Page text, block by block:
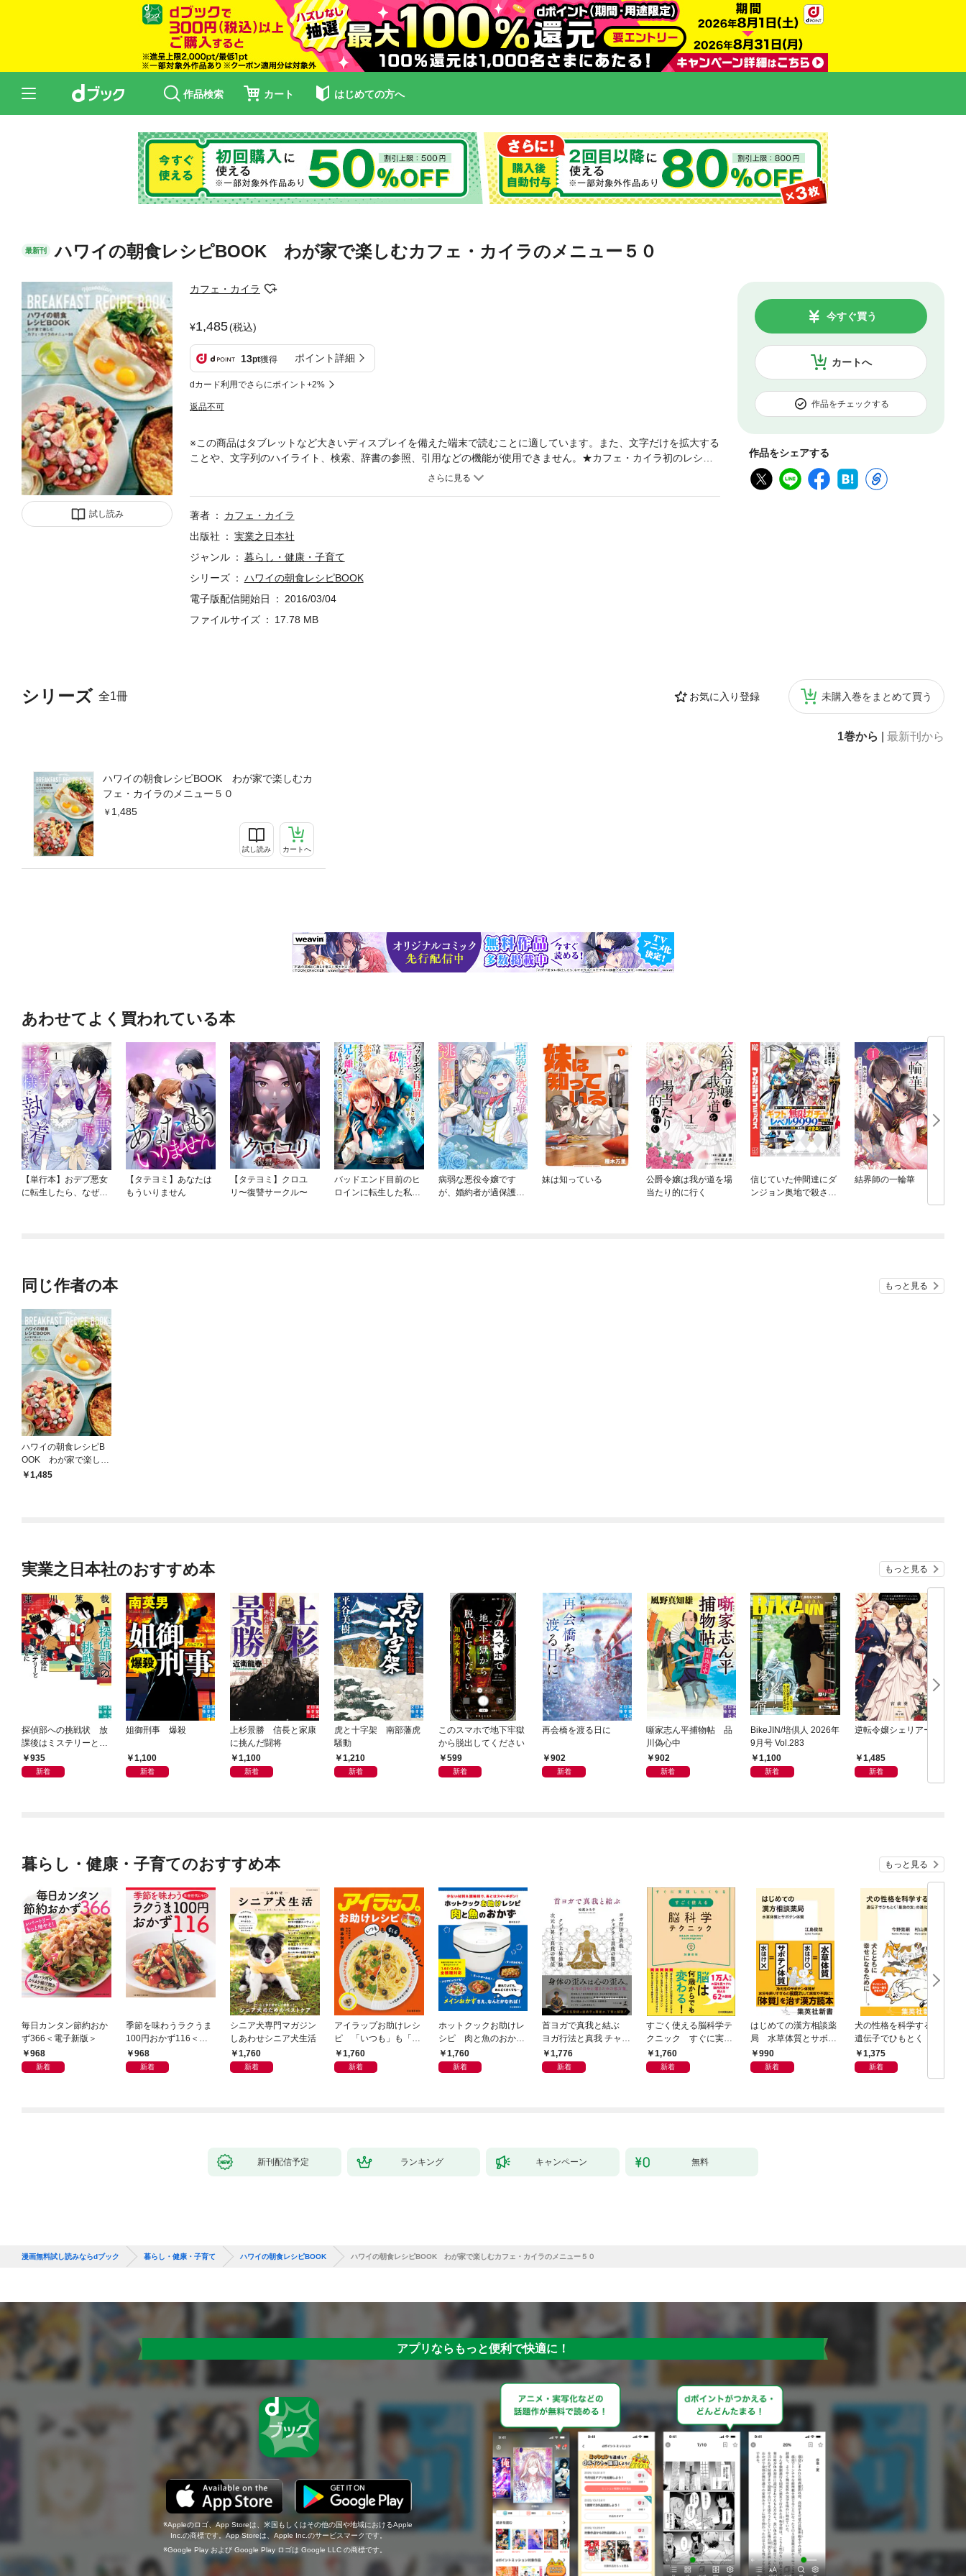
作品検索 カート はじめての方へ
最新刊 ハワイの朝食レシピBOOK わが家で楽しむカフェ・カイラのメニュー５０
試し読み
カフェ・カイラ
1,485(税込)
13pt獲得 ポイント詳細
dカード利用でさらにポイント+2%
返品不可
カートへ
今すぐ買う
作品をチェックする
作品をシェアする
シリーズ 全1冊 お気に入り登録 未購入巻をまとめて買う
1巻から 最新刊から
ハワイの朝食レシピBOOK わが家で楽しむカ
フェ・カイラのメニュー５０
1,485
試し読み カートへ
※この商品はタブレットなど大きいディスプレイを備えた端末で読むことに適しています。また、文字だけを拡大する
ことや、文字列のハイライト、検索、辞書の参照、引用などの機能が使用できません。★カフェ・カイラ初のレシピB
OOKが登場！★ 東京・表参道に連日行列をつくるカフェレストラン「カフェ・カイラ」待望のレシピBOOK！ 休
みがこぼれる、ボリュームたっぷりの96ページです♪ パンケーキ、フレンチトースト、エッグスベネディクト、オム
レツ、アサイーボウル……。カフェ・カイラの人気メニューを、家庭にある材料でつくることができます！ ハワイ
自宅で楽しんでみませんか？♪
著者
カフェ・カイラ
出版社
実業之日本社
ジャンル
暮らし・健康・子育て
シリーズ
ハワイの朝食レシピBOOK
電子版配信開始日
2016/03/04
ファイルサイズ
17.78 MB
あわせてよく買われている本
【単行本】おデブ悪女
に転生したら、なぜか
【タテヨミ】あなたは
もういりません
【タテヨミ】クロユ
リ〜復讐サークル〜
バッドエンド目前のヒ
ロインに転生した私、
病弱な悪役令嬢です
が、婚約者が過保護す
妹は知っている
公爵令嬢は我が道を場
当たり的に行く
信じていた仲間達にダ
ンジョン奥地で殺され
結界師の一輪華
同じ作者の本 もっと見る
ハワイの朝食レシピB
OOK わが家で楽しむ
カフェ・カイラのメニ
1,485
実業之日本社のおすすめ本 もっと見る
探偵部への挑戦状 放
課後はミステリーとと
もに 新装版
935
新着
姐御刑事 爆殺
1,100
新着
上杉景勝 信長と家康
に挑んだ闘将
1,100
新着
虎と十字架 南部藩虎
騒動
1,210
新着
このスマホで地下牢獄
から脱出してください
599
新着
再会橋を渡る日に
902
新着
噺家志ん平捕物帖 品
川偽心中
902
新着
BikeJIN/培倶人 2026年
9月号 Vol.283
1,100
新着
逆転令嬢シェリアーネ
1,485
新着
暮らし・健康・子育てのおすすめ本 もっと見る
毎日カンタン節約おか
ず366＜電子新版＞
968
新着
季節を味わうラクうま
100円おかず116＜電
子新版＞
968
新着
シニア犬専門マガジン
しあわせシニア犬生活
1,760
新着
アイラップお助けレシ
ピ 「いつも」も「も
しも」もおいしい！
1,760
新着
ホットクックお助けレ
シピ 肉と魚のおか
ず 少ない材料＆調味
料で、あとはスイッチ
1,760
新着
首ヨガで真我と結ぶ
ヨガ行法と真我 チャク
ラと真我の関係 クンダ
リーニ上昇体験 次元上
1,776
新着
すごく使える脳科学テ
クニック すぐに実践
したくなる
1,760
新着
はじめての漢方相談薬
局 水草体質とサボテ
ン体質
990
新着
犬の性格を科学する
遺伝子でひもとく「最
良の友」の進化
1,375
新着
新刊配信予定 ランキング キャンペーン 無料
漫画無料試し読みならdブック 暮らし・健康・子育て ハワイの朝食レシピBOOK ハワイの朝食レシピBOOK わが家で楽しむカフェ・カイラのメニュー５０
アプリならもっと便利で快適に！
Appleのロゴ、App Storeは、米国もしくはその他の国や地域におけるApple
Inc.の商標です。App Storeは、Apple Inc.のサービスマークです。
Google Play および Google Play ロゴは Google LLC の商標です。